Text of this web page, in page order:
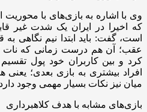
وی با اشاره به بازی‌های با محوریت
که اخیرا در ایران یک شدت غیر
است، گفت: باید ابتدا نیم نگاهی
عقب؛ آن هم درست زمانی که نات
کرد و بین کاربران خود پول
افراد بیشتری به بازی بعدی؛ یعنی
میان نیز نکات بسیار مهمی وجود
بازی‌های مشابه با هدف کلاهبرداری